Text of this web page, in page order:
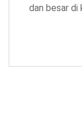
dan besar di